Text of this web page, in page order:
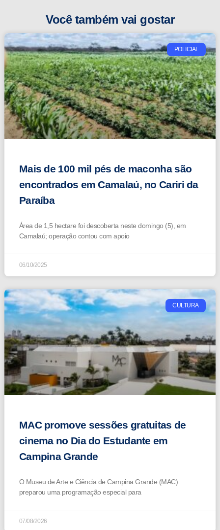
Você também vai gostar
POLICIAL
Mais de 100 mil pés de maconha são
encontrados em Camalaú, no Cariri da
Paraíba
Área de 1,5 hectare foi descoberta neste domingo (5), em
Camalaú; operação contou com apoio
06/10/2025
CULTURA
MAC promove sessões gratuitas de
cinema no Dia do Estudante em
Campina Grande
O Museu de Arte e Ciência de Campina Grande (MAC)
preparou uma programação especial para
07/08/2026